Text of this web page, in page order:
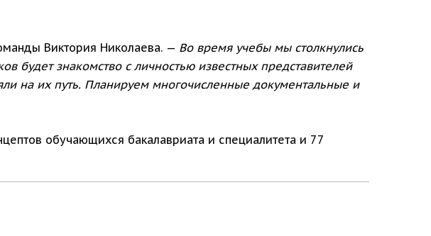
Виктория Николаева. — Во время учебы мы столкнулись
будет знакомство с личностью известных представителей
на их путь. Планируем многочисленные документальные и
обучающихся бакалавриата и специалитета и 77